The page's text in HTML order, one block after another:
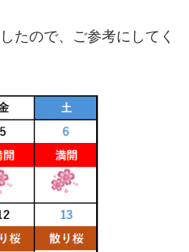
たので、ご参考にしてく